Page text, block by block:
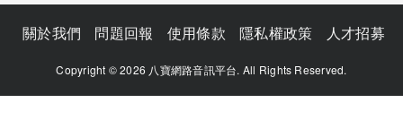
關於我們 問題回報 使用條款 隱私權政策 人才招募
Copyright © 2026 八寶網路音訊平台. All Rights Reserved.